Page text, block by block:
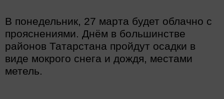
В понедельник, 27 марта будет облачно с
прояснениями. Днём в большинстве
районов Татарстана пройдут осадки в
виде мокрого снега и дождя, местами
метель.